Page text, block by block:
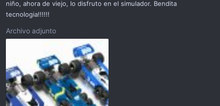
niño, ahora de viejo, lo disfruto en el simulador. Bendita
tecnologia!!!!!!
Archivo adjunto